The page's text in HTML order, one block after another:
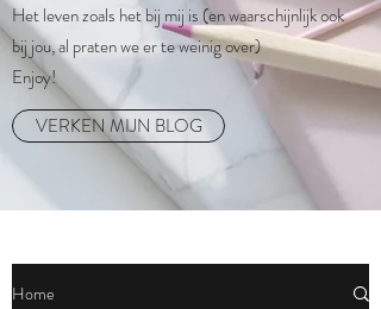
Home
Het leven zoals het bij mij is (en waarschijnlijk ook
bij jou, al praten we er te weinig over)
Enjoy!
VERKEN MIJN BLOG